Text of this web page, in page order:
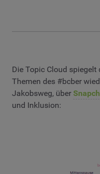
Die Topic Cloud
Themen des #bcber
Jakobsweg, über
und Inklusion: